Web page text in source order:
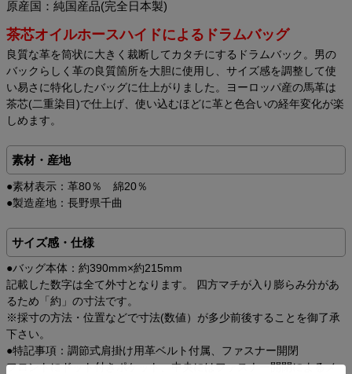
原産国：純国産品(完全日本製)
茶芯オイルホースハイドによるドラムバッグ
良質な革を筒状に大きく裁断してカタチにするドラムバック。男の
バックらしく革の良質箇所を大胆に使用し、サイズ感を調整して使
い易さに特化したバッグに仕上がりました。ヨーロッパ産の馬革は
茶芯(二重染目)で仕上げ、使い込むほどに革と色合いの経年変化が楽
しめます。
素材・産地
●素材表示：革80％ 綿20％
●製造産地：長野県千曲
サイズ感・仕様
●バッグ本体：約390mm×約215mm
記載した数字は全て外寸となります。 四方マチが入り膨らみ分があ
るため「約」の寸法です。
※採寸の方法・位置などで寸法(数値）が多少前後することを御了承
下さい。
●特記事項：調節式肩掛け用革ベルト付属、ファスナー開閉
フロントにドット付きポケット、中央にはファスナー開閉によるメ